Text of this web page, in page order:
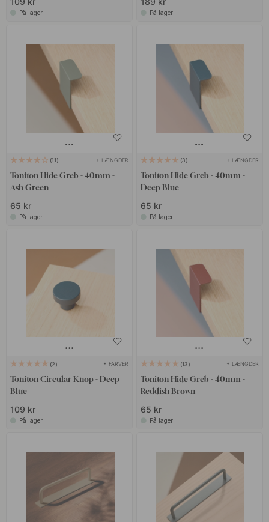
På lager På lager
11 + LÆNGDER
Toniton Hide Greb - 40mm -
Ash Green
65 kr
På lager
3 + LÆNGDER
Toniton Hide Greb - 40mm -
Deep Blue
65 kr
På lager
2 + FARVER
Toniton Circular Knop - Deep
Blue
109 kr
På lager
13 + LÆNGDER
Toniton Hide Greb - 40mm -
Reddish Brown
65 kr
På lager